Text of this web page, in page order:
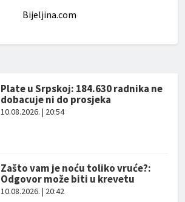
Bijeljina.com
Plate u Srpskoj: 184.630 radnika ne
dobacuje ni do prosjeka
10.08.2026. | 20:54
Zašto vam je noću toliko vruće?:
Odgovor može biti u krevetu
10.08.2026. | 20:42